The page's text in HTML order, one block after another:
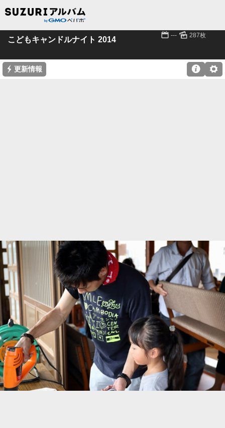
こどもキャンドルナイト 2014 📅 --- 🌄 287枚
⚡ 更新情報 ⚙
